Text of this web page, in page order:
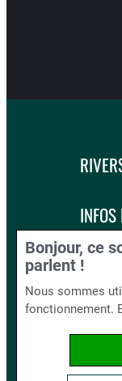
LA
BLOG
Bonjour, ce
parlent !
Nous sommes
fonctionnement.